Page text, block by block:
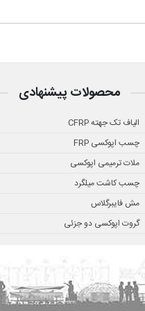
محصولات پیشنهادی
الیاف تک جهته CFRP
چسب اپوکسی FRP
ملات ترمیمی اپوکسی
چسب کاشت میلگرد
مش فایبرگلاس
گروت اپوکسی دو جزئی